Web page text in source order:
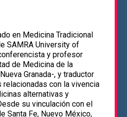
en Medicina Tradicional
SAMRA University of
y profesor
de Medicina de la
Granada-, y traductor
con la vivencia
alternativas y
su vinculación con el
Santa Fe, Nuevo México,